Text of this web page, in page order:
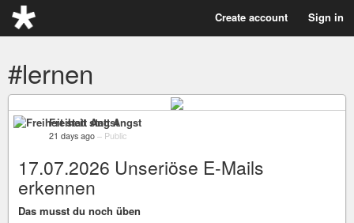
Create account Sign in
#lernen
Freiheit statt Angst
21 days ago – Public
17.07.2026 Unseriöse E-Mails
erkennen
Das musst du noch üben